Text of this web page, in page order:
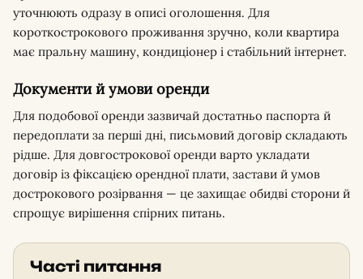
уточнюють одразу в описі оголошення. Для
короткострокового проживання зручно, коли квартира
має пральну машину, кондиціонер і стабільний інтернет.
Документи й умови оренди
Для подобової оренди зазвичай достатньо паспорта й
передоплати за перші дні, письмовий договір складають
рідше. Для довгострокової оренди варто укладати
договір із фіксацією орендної плати, застави й умов
дострокового розірвання — це захищає обидві сторони й
спрощує вирішення спірних питань.
Часті питання